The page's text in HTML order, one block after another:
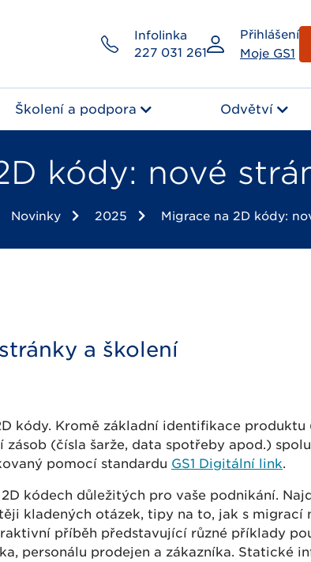
Infolinka
227 031 261
Přihlášení
Moje GS1
Školení a podpora Odvětví
kódy: nové
Novinky 2025 Migrace na 2D kódy:
a školení
kódy. Kromě základní identifikace produktu
(čísla šarže, data spotřeby apod.)
pomocí standardu GS1 Digitální link.
kódech důležitých pro vaše podnikání.
kladených otázek, tipy na to, jak s migrací
příběh představující různé příklady
personálu prodejen a zákazníka. Statické